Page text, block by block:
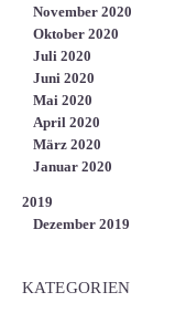
November 2020
Oktober 2020
Juli 2020
Juni 2020
Mai 2020
April 2020
März 2020
Januar 2020
2019
Dezember 2019
KATEGORIEN